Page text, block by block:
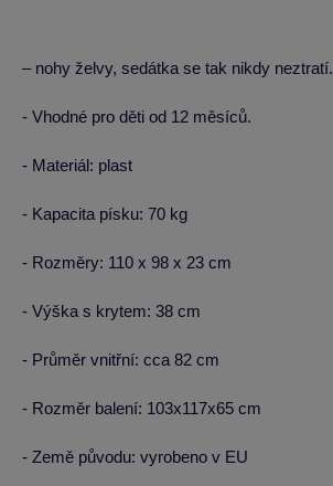
– nohy želvy, sedátka se tak nikdy neztratí.
- Vhodné pro děti od 12 měsíců.
- Materiál: plast
- Kapacita písku: 70 kg
- Rozměry: 110 x 98 x 23 cm
- Výška s krytem: 38 cm
- Průměr vnitřní: cca 82 cm
- Rozměr balení: 103x117x65 cm
- Země původu: vyrobeno v EU